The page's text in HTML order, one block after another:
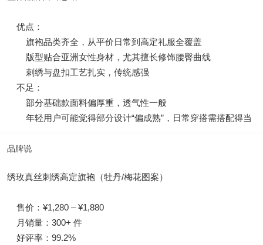
优点：
旗袍品类齐全，从平价日常到高定礼服全覆盖
版型贴合亚洲女性身材，尤其擅长修饰腰臀曲线
刺绣与盘扣工艺扎实，传统感强
不足：
部分基础款面料偏厚重，透气性一般
年轻用户可能觉得部分设计“偏成熟”，日常穿搭需搭配得当
品牌说
绣玫真丝刺绣高定旗袍（牡丹/梅花图案）
售价：¥1,280 – ¥1,880
月销量：300+ 件
好评率：99.2%